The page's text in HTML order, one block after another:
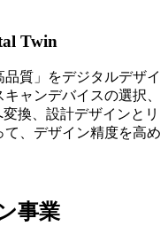
Twin
品質」をデジタルデザイ
ャンデバイスの選択、
換、設計デザインとリ
、デザイン精度を高め
事業